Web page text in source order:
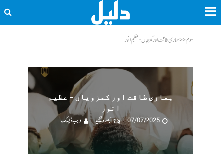
ہوم<<ہماری طاقت اور کمزویاں - عظیم انور
ہماری طاقت اور کمزویاں – عظیم
انور
07/07/2025
تبصرہ لکھیے ویب ڈیسک